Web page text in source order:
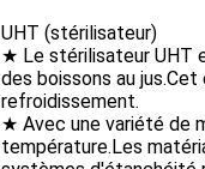
UHT (stérilisateur)
★ Le stérilisateur UHT
des boissons au
refroidissement.
★ Avec une variété de
température.Les